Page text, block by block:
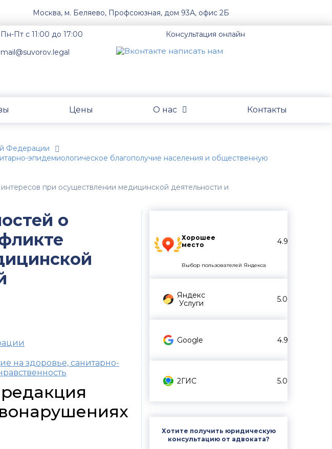
Москва, м. Беляево, Профсоюзная, дом 93А, офис 2Б
Пн-Пт с 11:00 до 17:00
mail@suvorov.legal
Консультация онлайн
Цены О нас Контакты
Федерации
эпидемиологическое благополучие населения и общественную
при осуществлении медицинской деятельности и
Хорошее
место
4.9
Выбор пользователей Яндекса
Яндекс
Услуги
5.0
Google 4.9
2ГИС 5.0
Хотите получить юридическую
консультацию от адвоката?
о
на здоровье, санитарно-